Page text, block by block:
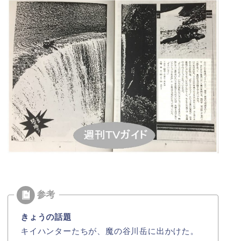
きょうの話題
キイハンターたちが、魔の谷川岳に出かけた。